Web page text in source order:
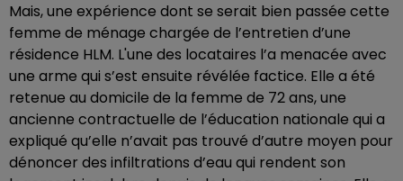
Mais, une expérience dont se serait bien passée cette
femme de ménage chargée de l’entretien d’une
résidence HLM. L'une des locataires l’a menacée avec
une arme qui s’est ensuite révélée factice. Elle a été
retenue au domicile de la femme de 72 ans, une
ancienne contractuelle de l’éducation nationale qui a
expliqué qu’elle n’avait pas trouvé d’autre moyen pour
dénoncer des infiltrations d’eau qui rendent son